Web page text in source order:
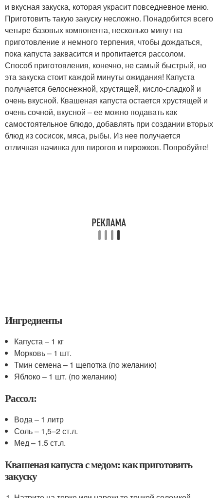
и вкусная закуска, которая украсит повседневное меню.
Приготовить такую закуску несложно. Понадобится всего
четыре базовых компонента, несколько минут на
приготовление и немного терпения, чтобы дождаться,
пока капуста заквасится и пропитается рассолом.
Способ приготовления, конечно, не самый быстрый, но
эта закуска стоит каждой минуты ожидания! Капуста
получается белоснежной, хрустящей, кисло-сладкой и
очень вкусной. Квашеная капуста остается хрустящей и
очень сочной, вкусной – ее можно подавать как
самостоятельное блюдо, добавлять при создании вторых
блюд из сосисок, мяса, рыбы. Из нее получается
отличная начинка для пирогов и пирожков. Попробуйте!
Ингредиенты
Капуста – 1 кг
Морковь – 1 шт.
Тмин семена – 1 щепотка (по желанию)
Яблоко – 1 шт. (по желанию)
Рассол:
Вода – 1 литр
Соль – 1,5–2 ст.л.
Мед – 1.5 ст.л.
Квашеная капуста с медом: как приготовить
закуску